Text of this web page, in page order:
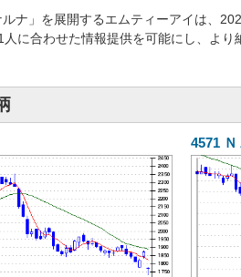
ナ」を展開するエムティーアイは、
に合わせた情報提供を可能にし、よ
4571